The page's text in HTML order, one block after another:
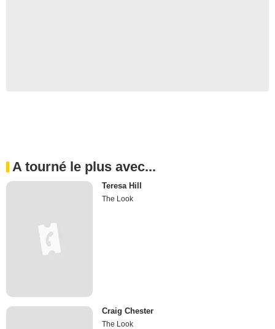
A tourné le plus avec...
Teresa Hill
The Look
Craig Chester
The Look